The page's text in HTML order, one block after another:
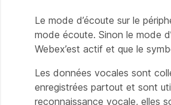
Le mode d’écoute sur le
mode écoute. Sinon le mode
Webex’est actif et que le
Les données vocales sont
enregistrées partout et sont
reconnaissance vocale, elles